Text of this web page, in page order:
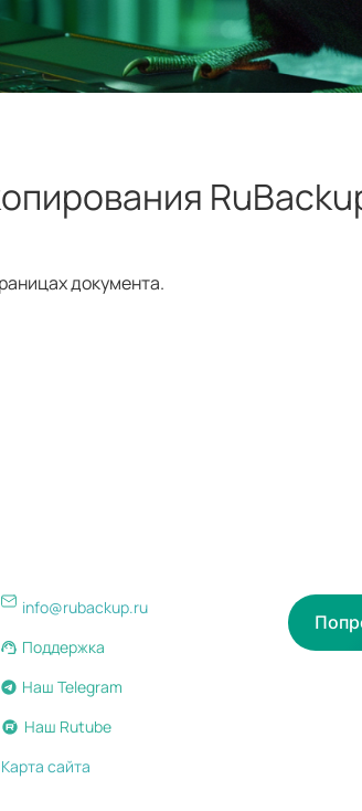
документа.
info@rubackup.ru
Поддержка
Наш Telegram
Наш Rutube
Карта сайта